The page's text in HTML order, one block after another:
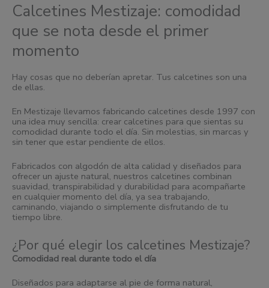
Calcetines Mestizaje: comodidad
que se nota desde el primer
momento
Hay cosas que no deberían apretar. Tus calcetines son una
de ellas.
En Mestizaje llevamos fabricando calcetines desde 1997 con
una idea muy sencilla: crear calcetines para que sientas su
comodidad durante todo el día. Sin molestias, sin marcas y
sin tener que estar pendiente de ellos.
Fabricados con algodón de alta calidad y diseñados para
ofrecer un ajuste natural, nuestros calcetines combinan
suavidad, transpirabilidad y durabilidad para acompañarte
en cualquier momento del día, ya sea trabajando,
caminando, viajando o simplemente disfrutando de tu
tiempo libre.
¿Por qué elegir los calcetines Mestizaje?
Comodidad real durante todo el día
Diseñados para adaptarse al pie de forma natural,